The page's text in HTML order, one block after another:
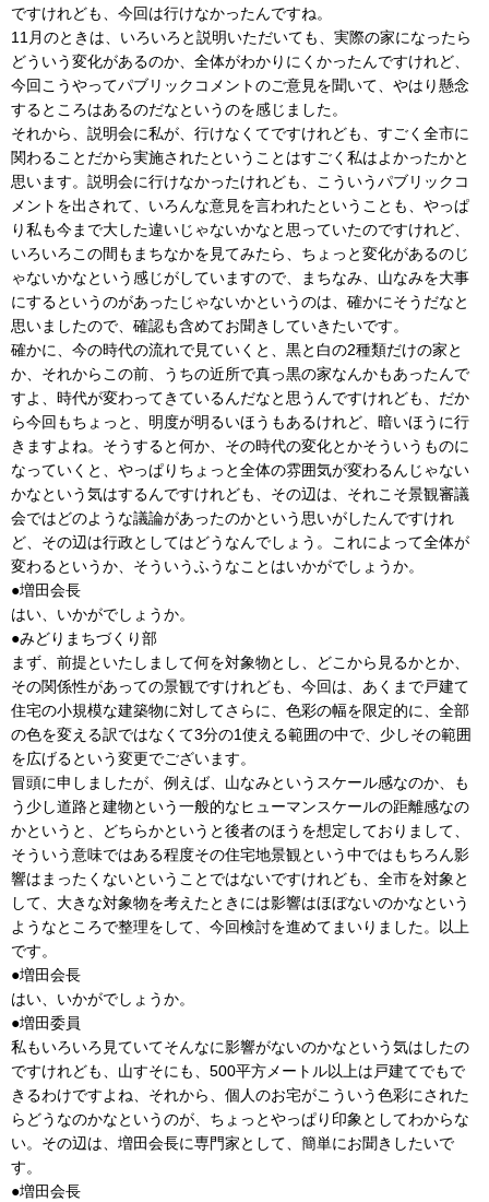
ですけれども、今回は行けなかったんですね。
11月のときは、いろいろと説明いただいても、実際の家になったら
どういう変化があるのか、全体がわかりにくかったんですけれど、
今回こうやってパブリックコメントのご意見を聞いて、やはり懸念
するところはあるのだなというのを感じました。
それから、説明会に私が、行けなくてですけれども、すごく全市に
関わることだから実施されたということはすごく私はよかったかと
思います。説明会に行けなかったけれども、こういうパブリックコ
メントを出されて、いろんな意見を言われたということも、やっぱ
り私も今まで大した違いじゃないかなと思っていたのですけれど、
いろいろこの間もまちなかを見てみたら、ちょっと変化があるのじ
ゃないかなという感じがしていますので、まちなみ、山なみを大事
にするというのがあったじゃないかというのは、確かにそうだなと
思いましたので、確認も含めてお聞きしていきたいです。
確かに、今の時代の流れで見ていくと、黒と白の2種類だけの家と
か、それからこの前、うちの近所で真っ黒の家なんかもあったんで
すよ、時代が変わってきているんだなと思うんですけれども、だか
ら今回もちょっと、明度が明るいほうもあるけれど、暗いほうに行
きますよね。そうすると何か、その時代の変化とかそういうものに
なっていくと、やっぱりちょっと全体の雰囲気が変わるんじゃない
かなという気はするんですけれども、その辺は、それこそ景観審議
会ではどのような議論があったのかという思いがしたんですけれ
ど、その辺は行政としてはどうなんでしょう。これによって全体が
変わるというか、そういうふうなことはいかがでしょうか。
●増田会長
はい、いかがでしょうか。
●みどりまちづくり部
まず、前提といたしまして何を対象物とし、どこから見るかとか、
その関係性があっての景観ですけれども、今回は、あくまで戸建て
住宅の小規模な建築物に対してさらに、色彩の幅を限定的に、全部
の色を変える訳ではなくて3分の1使える範囲の中で、少しその範囲
を広げるという変更でございます。
冒頭に申しましたが、例えば、山なみというスケール感なのか、も
う少し道路と建物という一般的なヒューマンスケールの距離感なの
かというと、どちらかというと後者のほうを想定しておりまして、
そういう意味ではある程度その住宅地景観という中ではもちろん影
響はまったくないということではないですけれども、全市を対象と
して、大きな対象物を考えたときには影響はほぼないのかなという
ようなところで整理をして、今回検討を進めてまいりました。以上
です。
●増田会長
はい、いかがでしょうか。
●増田委員
私もいろいろ見ていてそんなに影響がないのかなという気はしたの
ですけれども、山すそにも、500平方メートル以上は戸建てでもで
きるわけですよね、それから、個人のお宅がこういう色彩にされた
らどうなのかなというのが、ちょっとやっぱり印象としてわからな
い。その辺は、増田会長に専門家として、簡単にお聞きしたいで
す。
●増田会長